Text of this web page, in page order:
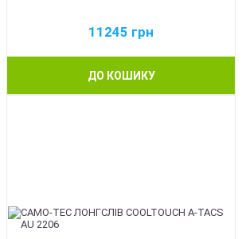
11245 грн
ДО КОШИКУ